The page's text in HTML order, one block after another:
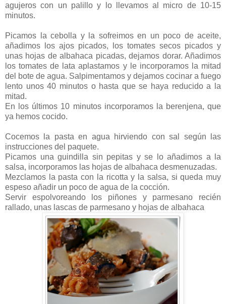
agujeros con un palillo y lo llevamos al micro de 10-15
minutos.
Picamos la cebolla y la sofreimos en un poco de aceite,
añadimos los ajos picados, los tomates secos picados y
unas hojas de albahaca picadas, dejamos dorar. Añadimos
los tomates de lata aplastamos y le incorporamos la mitad
del bote de agua. Salpimentamos y dejamos cocinar a fuego
lento unos 40 minutos o hasta que se haya reducido a la
mitad.
En los últimos 10 minutos incorporamos la berenjena, que
ya hemos cocido.
Cocemos la pasta en agua hirviendo con sal según las
instrucciones del paquete.
Picamos una guindilla sin pepitas y se lo añadimos a la
salsa, incorporamos las hojas de albahaca desmenuzadas.
Mezclamos la pasta con la ricotta y la salsa, si queda muy
espeso añadir un poco de agua de la cocción.
Servir espolvoreando los piñones y parmesano recién
rallado, unas lascas de parmesano y hojas de albahaca